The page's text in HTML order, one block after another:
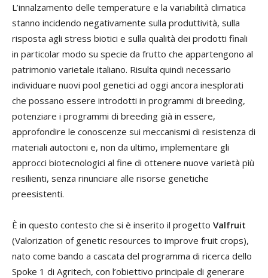
L’innalzamento delle temperature e la variabilità climatica
stanno incidendo negativamente sulla produttività, sulla
risposta agli stress biotici e sulla qualità dei prodotti finali
in particolar modo su specie da frutto che appartengono al
patrimonio varietale italiano. Risulta quindi necessario
individuare nuovi pool genetici ad oggi ancora inesplorati
che possano essere introdotti in programmi di breeding,
potenziare i programmi di breeding già in essere,
approfondire le conoscenze sui meccanismi di resistenza di
materiali autoctoni e, non da ultimo, implementare gli
approcci biotecnologici al fine di ottenere nuove varietà più
resilienti, senza rinunciare alle risorse genetiche
preesistenti.
È in questo contesto che si è inserito il progetto Valfruit
(Valorization of genetic resources to improve fruit crops),
nato come bando a cascata del programma di ricerca dello
Spoke 1 di Agritech, con l’obiettivo principale di generare